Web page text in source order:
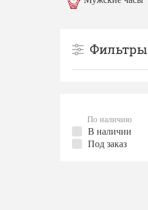
Фильтры
По наличию
В наличии
Под заказ